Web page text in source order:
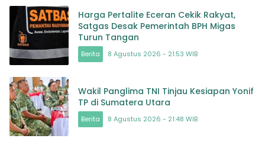
Harga Pertalite Eceran Cekik Rakyat,
Satgas Desak Pemerintah BPH Migas
Turun Tangan
Berita 8 Agustus 2026 - 21:53 WIB
Wakil Panglima TNI Tinjau Kesiapan Yonif
TP di Sumatera Utara
Berita 8 Agustus 2026 - 21:48 WIB